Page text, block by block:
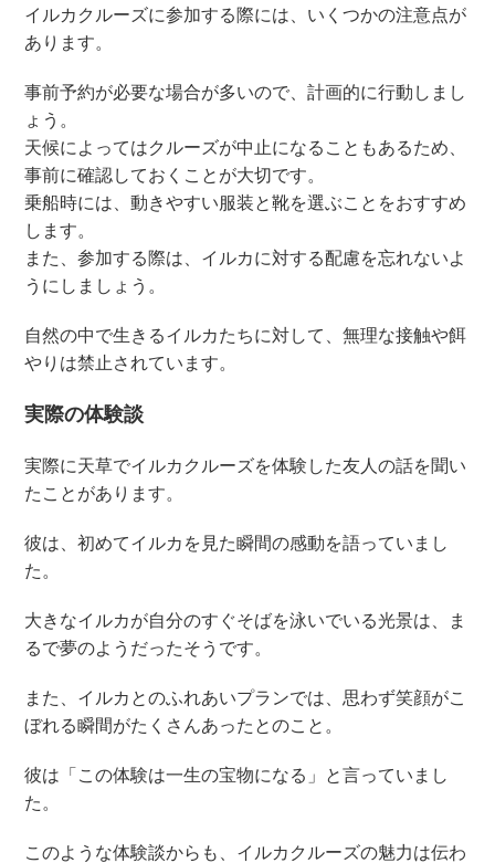
イルカクルーズに参加する際には、いくつかの注意点が
あります。
事前予約が必要な場合が多いので、計画的に行動しまし
ょう。
天候によってはクルーズが中止になることもあるため、
事前に確認しておくことが大切です。
乗船時には、動きやすい服装と靴を選ぶことをおすすめ
します。
また、参加する際は、イルカに対する配慮を忘れないよ
うにしましょう。
自然の中で生きるイルカたちに対して、無理な接触や餌
やりは禁止されています。
実際の体験談
実際に天草でイルカクルーズを体験した友人の話を聞い
たことがあります。
彼は、初めてイルカを見た瞬間の感動を語っていまし
た。
大きなイルカが自分のすぐそばを泳いでいる光景は、ま
るで夢のようだったそうです。
また、イルカとのふれあいプランでは、思わず笑顔がこ
ぼれる瞬間がたくさんあったとのこと。
彼は「この体験は一生の宝物になる」と言っていまし
た。
このような体験談からも、イルカクルーズの魅力は伝わ